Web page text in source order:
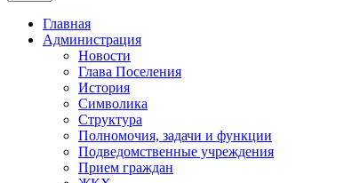
Главная
Администрация
Новости
Глава Поселения
История
Символика
Структура
Полномочия, задачи и функции
Подведомственные учреждения
Прием граждан